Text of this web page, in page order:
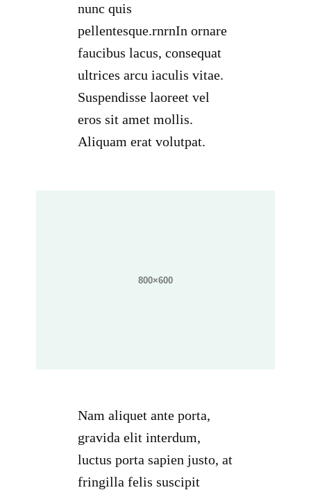
nunc quis
pellentesque.rnrnIn ornare
faucibus lacus, consequat
ultrices arcu iaculis vitae.
Suspendisse laoreet vel
eros sit amet mollis.
Aliquam erat volutpat.
Nam aliquet ante porta,
gravida elit interdum,
luctus porta sapien justo, at
fringilla felis suscipit